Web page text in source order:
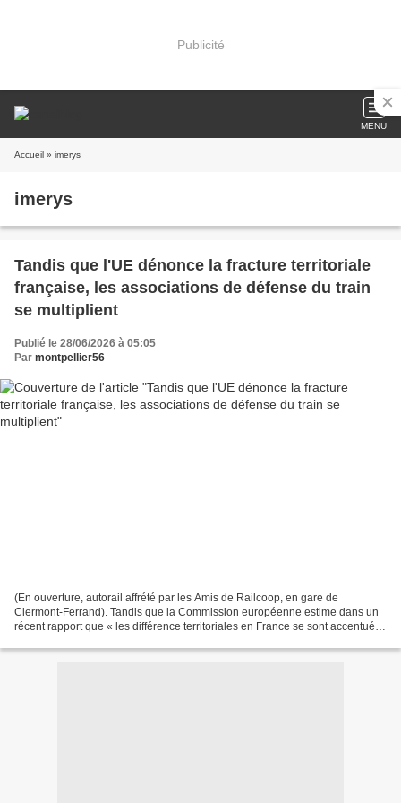
Publicité
MENU
Accueil » imerys
imerys
Tandis que l'UE dénonce la fracture territoriale
française, les associations de défense du train
se multiplient
Publié le 28/06/2026 à 05:05
Par montpellier56
(En ouverture, autorail affrété par les Amis de Railcoop, en gare de
Clermont-Ferrand). Tandis que la Commission européenne estime dans un
récent rapport que « les différence territoriales en France se sont accentuées